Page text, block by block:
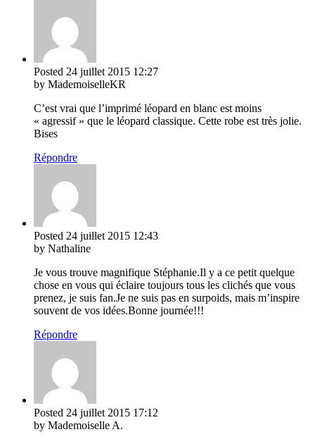
Posted 24 juillet 2015 12:27
by MademoiselleKR
C’est vrai que l’imprimé léopard en blanc est moins
« agressif » que le léopard classique. Cette robe est très jolie.
Bises
Répondre
Posted 24 juillet 2015 12:43
by Nathaline
Je vous trouve magnifique Stéphanie.Il y a ce petit quelque
chose en vous qui éclaire toujours tous les clichés que vous
prenez, je suis fan.Je ne suis pas en surpoids, mais m’inspire
souvent de vos idées.Bonne journée!!!
Répondre
Posted 24 juillet 2015 17:12
by Mademoiselle A.